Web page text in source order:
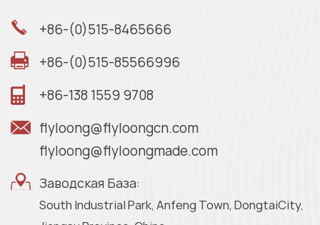
+86-(0)515-8465666
+86-(0)515-85566996
+86-138 1559 9708
flyloong@flyloongcn.com
flyloong@flyloongmade.com
Заводская База:
South Industrial Park, Anfeng Town, DongtaiCity,